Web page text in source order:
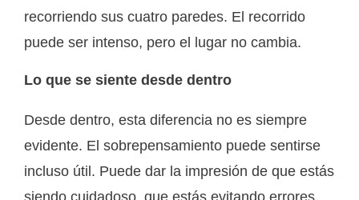
recorriendo sus cuatro paredes. El recorrido
puede ser intenso, pero el lugar no cambia.
Lo que se siente desde dentro
Desde dentro, esta diferencia no es siempre
evidente. El sobrepensamiento puede sentirse
incluso útil. Puede dar la impresión de que estás
siendo cuidadoso, que estás evitando errores,